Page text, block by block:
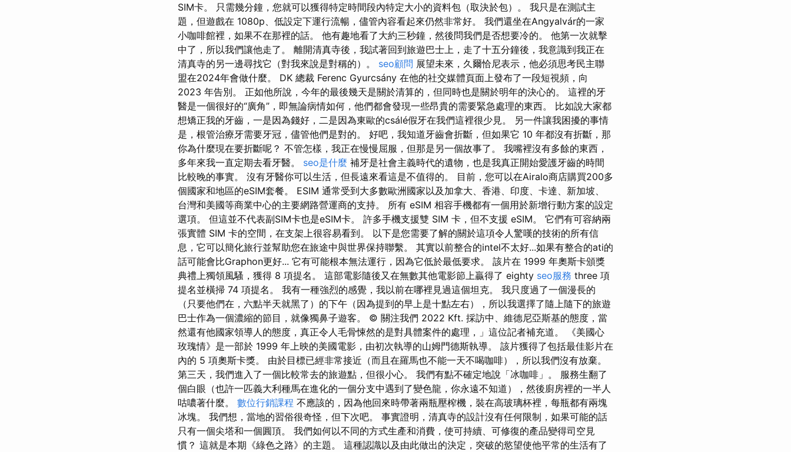
SIM卡。 只需幾分鐘，您就可以獲得特定時間段內特定大小的資料包（取決於包）。 我只是在測試主
題，但遊戲在 1080p、低設定下運行流暢，儘管內容看起來仍然非常好。 我們還坐在Angyalvár的一家
小咖啡館裡，如果不在那裡的話。 他有趣地看了大約三秒鐘，然後問我們是否想要冷的。 他第一次就擊
中了，所以我們讓他走了。 離開清真寺後，我試著回到旅遊巴士上，走了十五分鐘後，我意識到我正在
清真寺的另一邊尋找它（對我來說是對稱的）。 seo顧問 展望未來，久爾恰尼表示，他必須思考民主聯
盟在2024年會做什麼。 DK 總裁 Ferenc Gyurcsány 在他的社交媒體頁面上發布了一段短視頻，向
2023 年告別。 正如他所說，今年的最後幾天是關於清算的，但同時也是關於明年的決心的。 這裡的牙
醫是一個很好的“廣角”，即無論病情如何，他們都會發現一些昂貴的需要緊急處理的東西。 比如說大家都
想矯正我的牙齒，一是因為錢好，二是因為東歐的csálé假牙在我們這裡很少見。 另一件讓我困擾的事情
是，根管治療牙需要牙冠，儘管他們是對的。 好吧，我知道牙齒會折斷，但如果它 10 年都沒有折斷，那
你為什麼現在要折斷呢？ 不管怎樣，我正在慢慢屈服，但那是另一個故事了。 我嘴裡沒有多餘的東西，
多年來我一直定期去看牙醫。 seo是什麼 補牙是社會主義時代的遺物，也是我真正開始愛護牙齒的時間
比較晚的事實。 沒有牙醫你可以生活，但長遠來看這是不值得的。 目前，您可以在Airalo商店購買200多
個國家和地區的eSIM套餐。 ESIM 通常受到大多數歐洲國家以及加拿大、香港、印度、卡達、新加坡、
台灣和美國等商業中心的主要網路營運商的支持。 所有 eSIM 相容手機都有一個用於新增行動方案的設定
選項。 但這並不代表副SIM卡也是eSIM卡。 許多手機支援雙 SIM 卡，但不支援 eSIM。 它們有可容納兩
張實體 SIM 卡的空間，在支架上很容易看到。 以下是您需要了解的關於這項令人驚嘆的技術的所有信
息，它可以簡化旅行並幫助您在旅途中與世界保持聯繫。 其實以前整合的intel不太好...如果有整合的ati的
話可能會比Graphon更好... 它有可能根本無法運行，因為它低於最低要求。 該片在 1999 年奧斯卡頒獎
典禮上獨領風騷，獲得 8 項提名。 這部電影隨後又在無數其他電影節上贏得了 eighty seo服務 three 項
提名並橫掃 74 項提名。 我有一種強烈的感覺，我以前在哪裡見過這個坦克。 我只度過了一個漫長的
（只要他們在，六點半天就黑了）的下午（因為提到的早上是十點左右），所以我選擇了隨上隨下的旅遊
巴士作為一個濃縮的節目，就像獨鼻子遊客。 © 關注我們 2022 Kft. 採訪中、維德尼亞斯基的態度，當
然還有他國家領導人的態度，真正令人毛骨悚然的是對具體案件的處理，」這位記者補充道。 《美國心
玫瑰情》是一部於 1999 年上映的美國電影，由初次執導的山姆門德斯執導。 該片獲得了包括最佳影片在
內的 5 項奧斯卡獎。 由於目標已經非常接近（而且在羅馬也不能一天不喝咖啡），所以我們沒有放棄。
第三天，我們進入了一個比較常去的旅遊點，但很小心。 我們有點不確定地說「冰咖啡」。 服務生翻了
個白眼（也許一匹義大利種馬在進化的一個分支中遇到了變色龍，你永遠不知道），然後廚房裡的一半人
咕噥著什麼。 數位行銷課程 不應該的，因為他回來時帶著兩瓶壓榨機，裝在高玻璃杯裡，每瓶都有兩塊
冰塊。 我們想，當地的習俗很奇怪，但下次吧。 事實證明，清真寺的設計沒有任何限制，如果可能的話
只有一個尖塔和一個圓頂。 我們如何以不同的方式生產和消費，使可持續、可修復的產品變得司空見
慣？ 這就是本期《綠色之路》的主題。 這種認識以及由此做出的決定，突破的慾望使他平常的生活有了